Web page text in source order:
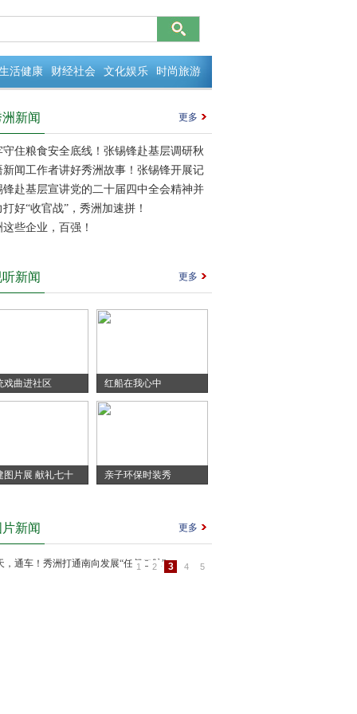
活健康 财经社会 文化娱乐 时尚旅游
新闻 更多
守住粮食安全底线！张锡锋赴基层调研秋
工作
新闻工作者讲好秀洲故事！张锡锋开展记
访慰问活动
锋赴基层宣讲党的二十届四中全会精神并
层党建工作
打好“收官战”，秀洲加速拼！
这些企业，百强！
新闻 更多
戏曲进社区 红船在我心中
图片展 献礼七十
亲子环保时装秀
片新闻 更多
1 2 3 4 5